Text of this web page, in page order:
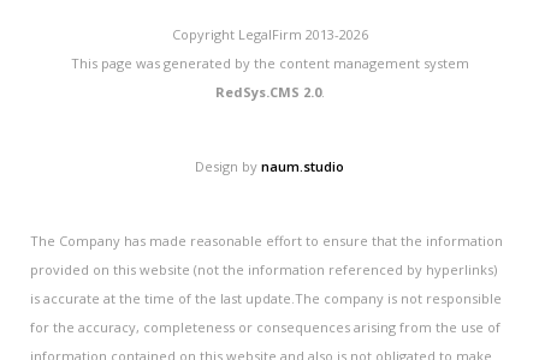
Copyright LegalFirm 2013-2026
This page was generated by the content management system
RedSys.CMS 2.0.
Design by naum.studio
The Company has made reasonable effort to ensure that the information
provided on this website (not the information referenced by hyperlinks)
is accurate at the time of the last update.The company is not responsible
for the accuracy, completeness or consequences arising from the use of
information contained on this website and also is not obligated to make